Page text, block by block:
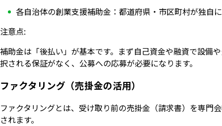
各自治体の創業支援補助金：都道府県・市区町村が独自
注意点:
補助金は「後払い」が基本です。まず自己資金や融資で設備
択される保証がなく、公募への応募が必要になります。
ファクタリング（売掛金の活用）
ファクタリングとは、受け取り前の売掛金（請求書）を専門
されます。